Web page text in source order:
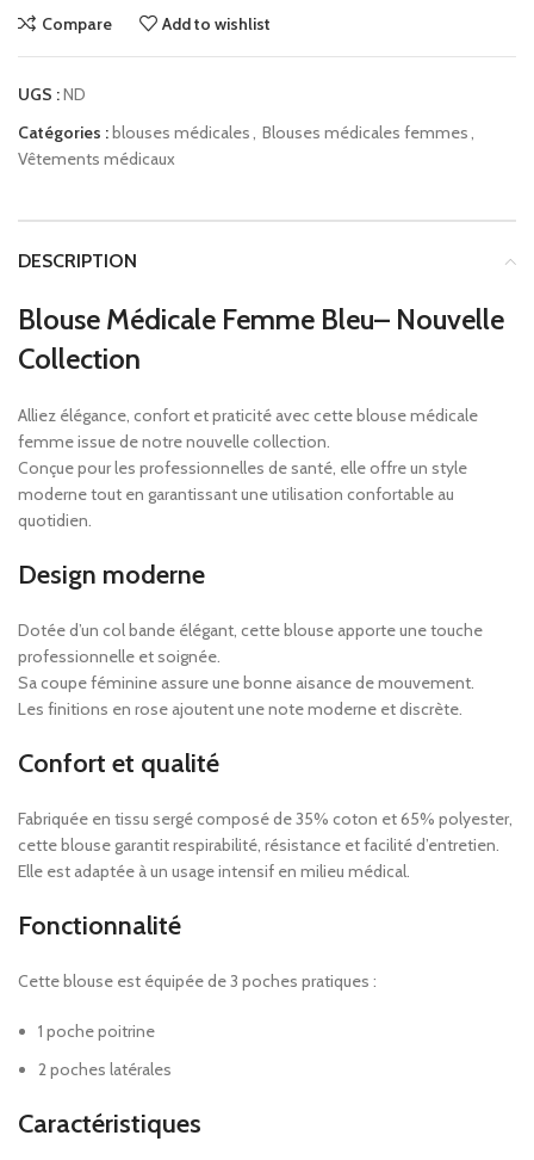
Compare Add to wishlist
UGS :ND
Catégories : blouses médicales, Blouses médicales femmes,
Vêtements médicaux
DESCRIPTION
Blouse Médicale Femme Bleu– Nouvelle
Collection
Alliez élégance, confort et praticité avec cette blouse médicale
femme issue de notre nouvelle collection.
Conçue pour les professionnelles de santé, elle offre un style
moderne tout en garantissant une utilisation confortable au
quotidien.
Design moderne
Dotée d’un col bande élégant, cette blouse apporte une touche
professionnelle et soignée.
Sa coupe féminine assure une bonne aisance de mouvement.
Les finitions en rose ajoutent une note moderne et discrète.
Confort et qualité
Fabriquée en tissu sergé composé de 35% coton et 65% polyester,
cette blouse garantit respirabilité, résistance et facilité d’entretien.
Elle est adaptée à un usage intensif en milieu médical.
Fonctionnalité
Cette blouse est équipée de 3 poches pratiques :
1 poche poitrine
2 poches latérales
Caractéristiques